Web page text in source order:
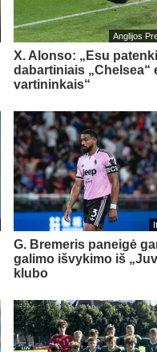
Anglijos
X. Alonso: „Esu
dabartiniais „Chelsea“
vartininkais“
G. Bremeris paneigė
galimo išvykimo iš
klubo